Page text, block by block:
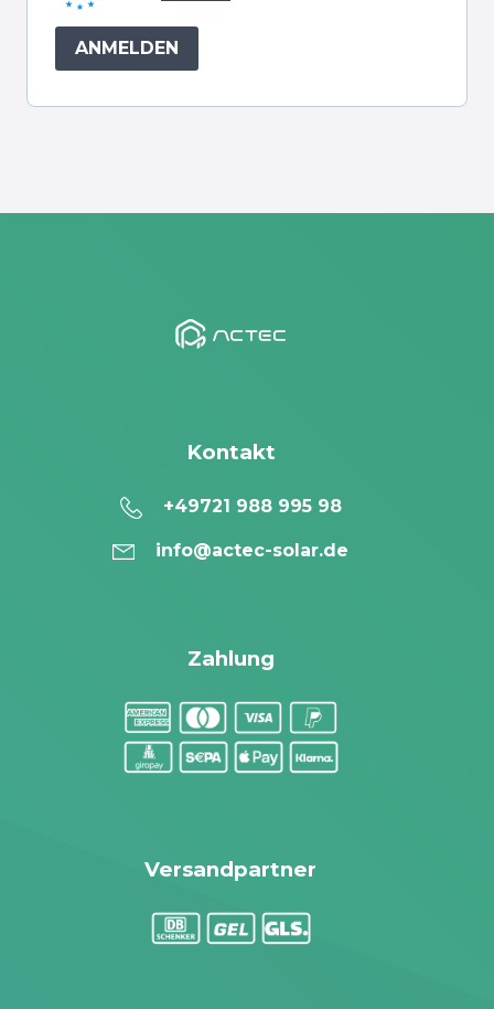
ANMELDEN
Kontakt
+49721 988 995 98
info@actec-solar.de
Zahlung
Versandpartner